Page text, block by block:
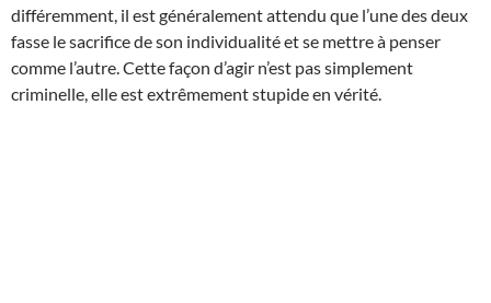
différemment, il est généralement attendu que l’une des deux
fasse le sacrifice de son individualité et se mettre à penser
comme l’autre. Cette façon d’agir n’est pas simplement
criminelle, elle est extrêmement stupide en vérité.